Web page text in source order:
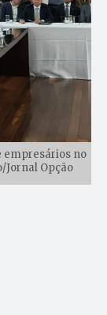
empresários no
Jornal Opção